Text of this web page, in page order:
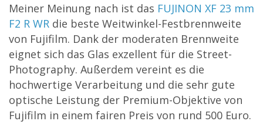
Meiner Meinung nach ist das FUJINON XF 23 mm
F2 R WR die beste Weitwinkel-Festbrennweite
von Fujifilm. Dank der moderaten Brennweite
eignet sich das Glas exzellent für die Street-
Photography. Außerdem vereint es die
hochwertige Verarbeitung und die sehr gute
optische Leistung der Premium-Objektive von
Fujifilm in einem fairen Preis von rund 500 Euro.